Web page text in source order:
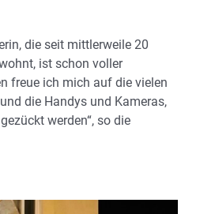
die seit mittlerweile 20
ist schon voller
freue ich mich auf die vielen
die Handys und Kameras,
werden“, so die